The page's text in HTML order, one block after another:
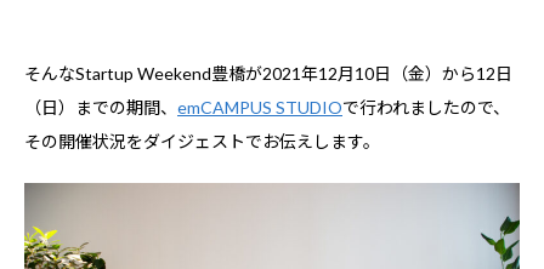
そんなStartup Weekend豊橋が2021年12月10日（金）から12日
（日）までの期間、 emCAMPUS STUDIOで行われましたので、
その開催状況をダイジェストでお伝えします。